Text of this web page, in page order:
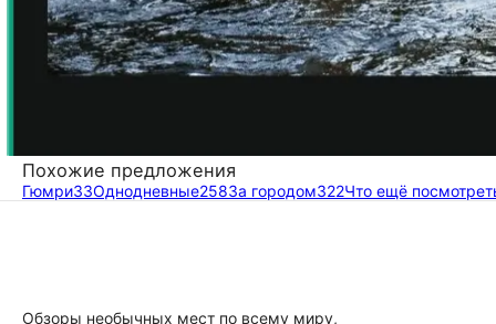
Похожие предложения
Гюмри33Однодневные258За городом322Что ещё
Обзоры необычных мест по всему миру,